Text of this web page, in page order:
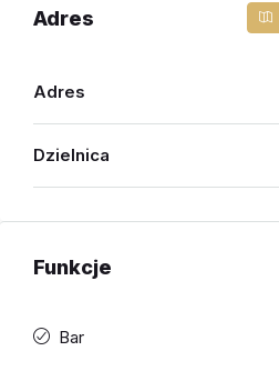
Adres
Adres
Dzielnica
Funkcje
Bar